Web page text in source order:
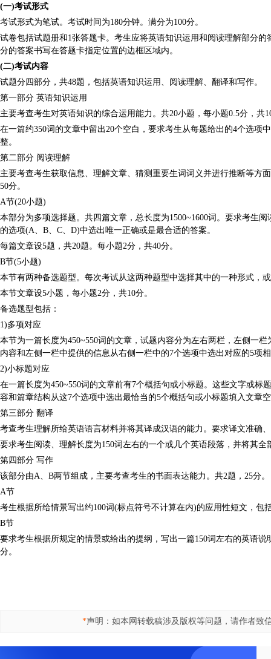
(一)考试形式
考试形式为笔试。考试时间为180分钟。满分为100分。
试卷包括试题册和1张答题卡。考生应将英语知识运用和阅读理解部分
分的答案书写在答题卡指定位置的边框区域内。
(二)考试内容
试题分四部分，共48题，包括英语知识运用、阅读理解、翻译和写作。
第一部分 英语知识运用
主要考查考生对英语知识的综合运用能力。共20小题，每小题0.5分，共
在一篇约350词的文章中留出20个空白，要求考生从每题给出的4个选项
整。
第二部分 阅读理解
主要考查考生获取信息、理解文章、猜测重要生词词义并进行推断等方
50分。
A节(20小题)
本部分为多项选择题。共四篇文章，总长度为1500~1600词。要求考生
的选项(A、B、C、D)中选出唯一正确或是最合适的答案。
每篇文章设5题，共20题。每小题2分，共40分。
B节(5小题)
本节有两种备选题型。每次考试从这两种题型中选择其中的一种形式，
本节文章设5小题，每小题2分，共10分。
备选题型包括：
1)多项对应
本节为一篇长度为450~550词的文章，试题内容分为左右两栏，左侧一
内容和左侧一栏中提供的信息从右侧一栏中的7个选项中选出对应的5项
2)小标题对应
在一篇长度为450~550词的文章前有7个概括句或小标题。这些文字或
容和篇章结构从这7个选项中选出最恰当的5个概括句或小标题填入文章
第三部分 翻译
考查考生理解所给英语语言材料并将其译成汉语的能力。要求译文准确
要求考生阅读、理解长度为150词左右的一个或几个英语段落，并将其全
第四部分 写作
该部分由A、B两节组成，主要考查考生的书面表达能力。共2题，25分。
A节
考生根据所给情景写出约100词(标点符号不计算在内)的应用性短文，包
B节
要求考生根据所规定的情景或给出的提纲，写出一篇150词左右的英语
分。
*声明：如本网转载稿涉及版权等问题，请作者致